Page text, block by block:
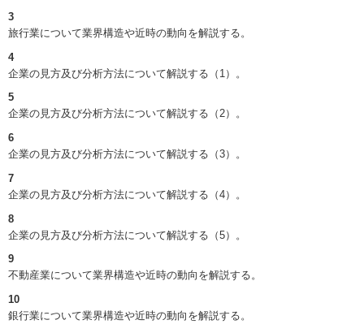
3
旅行業について業界構造や近時の動向を解説する。
4
企業の見方及び分析方法について解説する（1）。
5
企業の見方及び分析方法について解説する（2）。
6
企業の見方及び分析方法について解説する（3）。
7
企業の見方及び分析方法について解説する（4）。
8
企業の見方及び分析方法について解説する（5）。
9
不動産業について業界構造や近時の動向を解説する。
10
銀行業について業界構造や近時の動向を解説する。